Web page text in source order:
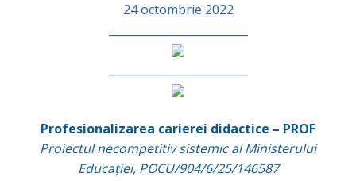
24 octombrie 2022
Profesionalizarea carierei didactice – PROF
Proiectul necompetitiv sistemic al Ministerului
Educației, POCU/904/6/25/146587